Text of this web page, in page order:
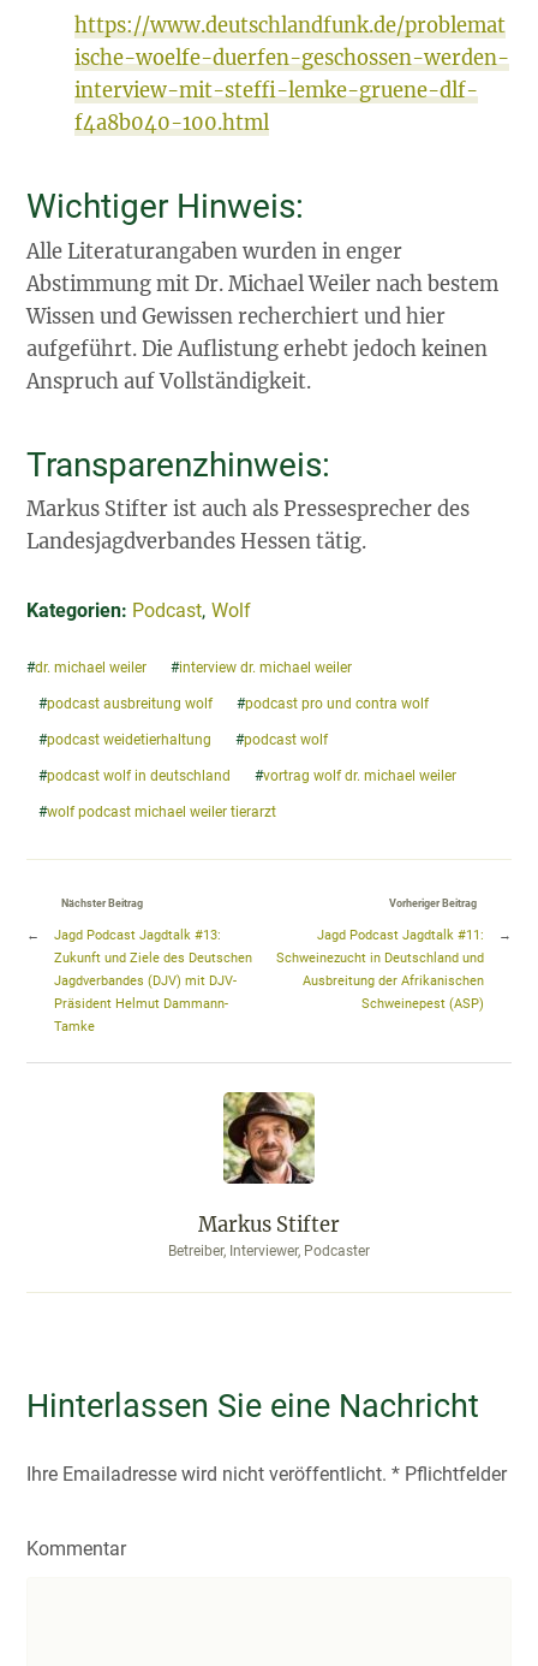
https://www.deutschlandfunk.de/problemat
ische-woelfe-duerfen-geschossen-werden-
interview-mit-steffi-lemke-gruene-dlf-
f4a8b040-100.html
Wichtiger Hinweis:
Alle Literaturangaben wurden in enger
Abstimmung mit Dr. Michael Weiler nach bestem
Wissen und Gewissen recherchiert und hier
aufgeführt. Die Auflistung erhebt jedoch keinen
Anspruch auf Vollständigkeit.
Transparenzhinweis:
Markus Stifter ist auch als Pressesprecher des
Landesjagdverbandes Hessen tätig.
Kategorien: Podcast, Wolf
#dr. michael weiler #interview dr. michael weiler
#podcast ausbreitung wolf #podcast pro und contra wolf
#podcast weidetierhaltung #podcast wolf
#podcast wolf in deutschland #vortrag wolf dr. michael weiler
#wolf podcast michael weiler tierarzt
Vorheriger Beitrag
Jagd Podcast Jagdtalk #11:
Schweinezucht in Deutschland und
Ausbreitung der Afrikanischen
Schweinepest (ASP)
→
Nächster Beitrag
←
Jagd Podcast Jagdtalk #13:
Zukunft und Ziele des Deutschen
Jagdverbandes (DJV) mit DJV-
Präsident Helmut Dammann-
Tamke
Markus Stifter
Betreiber, Interviewer, Podcaster
Hinterlassen Sie eine Nachricht
Ihre Emailadresse wird nicht veröffentlicht.* Pflichtfelder
Kommentar